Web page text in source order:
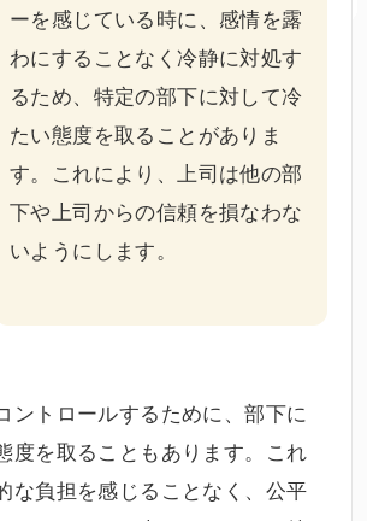
ーを感じている時に、感情を露
わにすることなく冷静に対処す
るため、特定の部下に対して冷
たい態度を取ることがありま
す。これにより、上司は他の部
下や上司からの信頼を損なわな
いようにします。
ントロールするために、部下に
度を取ることもあります。これ
な負担を感じることなく、公平